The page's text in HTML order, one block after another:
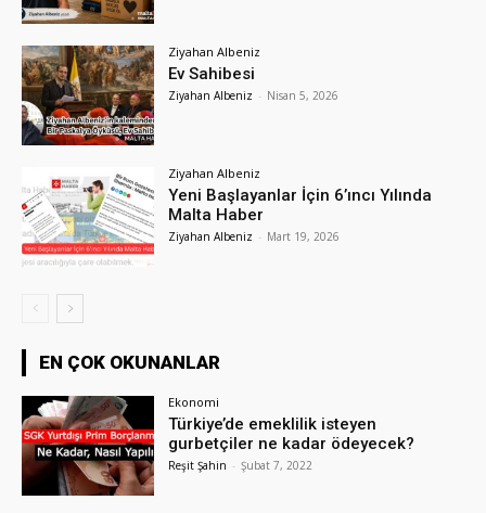
Ziyahan Albeniz
Ev Sahibesi
Ziyahan Albeniz - Nisan 5, 2026
Ziyahan Albeniz
Yeni Başlayanlar İçin 6’ıncı Yılında
Malta Haber
Ziyahan Albeniz - Mart 19, 2026
EN ÇOK OKUNANLAR
Ekonomi
Türkiye’de emeklilik isteyen
gurbetçiler ne kadar ödeyecek?
Reşit Şahin - Şubat 7, 2022